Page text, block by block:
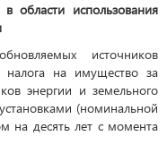
области использования
источников
налога на имущество за
энергии и земельного
(номинальной
на десять лет с момента